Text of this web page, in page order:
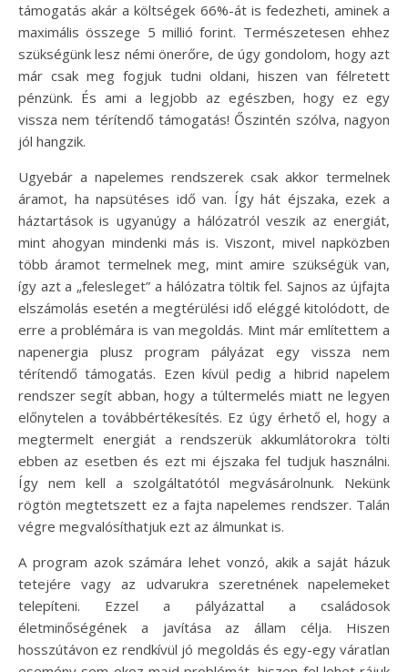
támogatás akár a költségek 66%-át is fedezheti, aminek a
maximális összege 5 millió forint. Természetesen ehhez
szükségünk lesz némi önerőre, de úgy gondolom, hogy azt
már csak meg fogjuk tudni oldani, hiszen van félretett
pénzünk. És ami a legjobb az egészben, hogy ez egy
vissza nem térítendő támogatás! Őszintén szólva, nagyon
jól hangzik.
Ugyebár a napelemes rendszerek csak akkor termelnek
áramot, ha napsütéses idő van. Így hát éjszaka, ezek a
háztartások is ugyanúgy a hálózatról veszik az energiát,
mint ahogyan mindenki más is. Viszont, mivel napközben
több áramot termelnek meg, mint amire szükségük van,
így azt a „felesleget” a hálózatra töltik fel. Sajnos az újfajta
elszámolás esetén a megtérülési idő eléggé kitolódott, de
erre a problémára is van megoldás. Mint már említettem a
napenergia plusz program pályázat egy vissza nem
térítendő támogatás. Ezen kívül pedig a hibrid napelem
rendszer segít abban, hogy a túltermelés miatt ne legyen
előnytelen a továbbértékesítés. Ez úgy érhető el, hogy a
megtermelt energiát a rendszerük akkumlátorokra tölti
ebben az esetben és ezt mi éjszaka fel tudjuk használni.
Így nem kell a szolgáltatótól megvásárolnunk. Nekünk
rögtön megtetszett ez a fajta napelemes rendszer. Talán
végre megvalósíthatjuk ezt az álmunkat is.
A program azok számára lehet vonzó, akik a saját házuk
tetejére vagy az udvarukra szeretnének napelemeket
telepíteni. Ezzel a pályázattal a családosok
életminőségének a javítása az állam célja. Hiszen
hosszútávon ez rendkívül jó megoldás és egy-egy váratlan